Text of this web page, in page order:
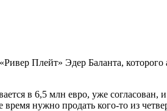
Плейт» Эдер Баланта,
в 6,5 млн евро, уже согласован,
нужно продать кого-то из